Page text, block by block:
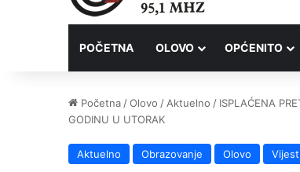
POČETNA OLOVO OPĆENITO
Početna /Olovo / Aktuelno / ISPLAĆENA
GODINU U UTORAK
Aktuelno Obrazovanje Olovo